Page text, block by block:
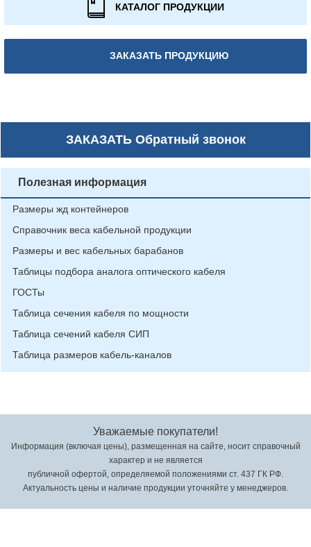
КАТАЛОГ ПРОДУКЦИИ
ЗАКАЗАТЬ ПРОДУКЦИЮ
ЗАКАЗАТЬОбратный звонок
Полезная информация
Размеры жд контейнеров
Справочник веса кабельной продукции
Размеры и вес кабельных барабанов
Таблицы подбора аналога оптического кабеля
ГОСТы
Таблица сечения кабеля по мощности
Таблица сечений кабеля СИП
Таблица размеров кабель-каналов
Уважаемые покупатели!
Информация (включая цены), размещенная на сайте, носит справочный
характер и не является
публичной офертой, определяемой положениями ст. 437 ГК РФ.
Актуальность цены и наличие продукции уточняйте у менеджеров.